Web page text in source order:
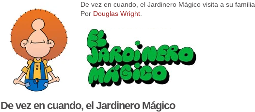
De vez en cuando, el Jardinero Mágico visita a su familia.
Por Douglas Wright.
De vez en cuando, el Jardinero Mágico